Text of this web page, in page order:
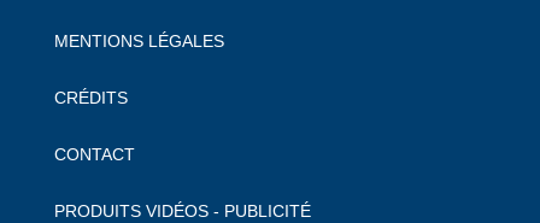
MENTIONS LÉGALES
CRÉDITS
CONTACT
PRODUITS VIDÉOS - PUBLICITÉ